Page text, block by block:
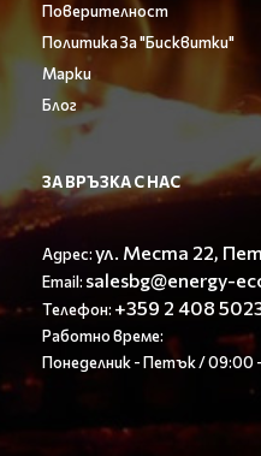
Поверителност
Политика За "Бисквитки"
Марки
Блог
ЗА ВРЪЗКА С НАС
Адрес:ул. Места 22,
Email: salesbg@energy-
Телефон: +359 2 408
Работно време:
Понеделник - Петък / 09:00